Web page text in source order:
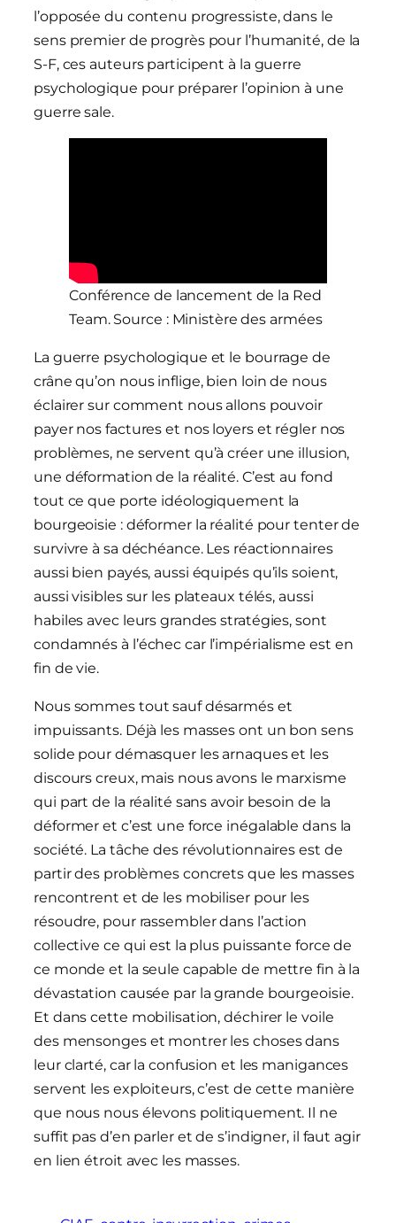
l’opposée du contenu progressiste, dans le
sens premier de progrès pour l’humanité, de la
S-F, ces auteurs participent à la guerre
psychologique pour préparer l’opinion à une
guerre sale.
Conférence de lancement de la Red
Team. Source : Ministère des armées
La guerre psychologique et le bourrage de
crâne qu’on nous inflige, bien loin de nous
éclairer sur comment nous allons pouvoir
payer nos factures et nos loyers et régler nos
problèmes, ne servent qu’à créer une illusion,
une déformation de la réalité. C’est au fond
tout ce que porte idéologiquement la
bourgeoisie : déformer la réalité pour tenter de
survivre à sa déchéance. Les réactionnaires
aussi bien payés, aussi équipés qu’ils soient,
aussi visibles sur les plateaux télés, aussi
habiles avec leurs grandes stratégies, sont
condamnés à l’échec car l’impérialisme est en
fin de vie.
Nous sommes tout sauf désarmés et
impuissants. Déjà les masses ont un bon sens
solide pour démasquer les arnaques et les
discours creux, mais nous avons le marxisme
qui part de la réalité sans avoir besoin de la
déformer et c’est une force inégalable dans la
société. La tâche des révolutionnaires est de
partir des problèmes concrets que les masses
rencontrent et de les mobiliser pour les
résoudre, pour rassembler dans l’action
collective ce qui est la plus puissante force de
ce monde et la seule capable de mettre fin à la
dévastation causée par la grande bourgeoisie.
Et dans cette mobilisation, déchirer le voile
des mensonges et montrer les choses dans
leur clarté, car la confusion et les manigances
servent les exploiteurs, c’est de cette manière
que nous nous élevons politiquement. Il ne
suffit pas d’en parler et de s’indigner, il faut agir
en lien étroit avec les masses.